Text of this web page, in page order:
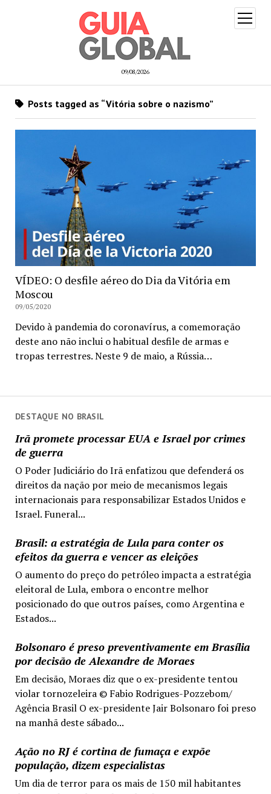
09/08/2026
open
menu
DESTAQUE NO BRASIL
Irã promete processar EUA e Israel por crimes
de guerra
O Poder Judiciário do Irã enfatizou que defenderá os
direitos da nação por meio de mecanismos legais
internacionais para responsabilizar Estados Unidos e
Israel. Funeral...
Brasil: a estratégia de Lula para conter os
efeitos da guerra e vencer as eleições
O aumento do preço do petróleo impacta a estratégia
eleitoral de Lula, embora o encontre melhor
posicionado do que outros países, como Argentina e
Estados...
Bolsonaro é preso preventivamente em Brasília
por decisão de Alexandre de Moraes
Em decisão, Moraes diz que o ex-presidente tentou
violar tornozeleira © Fabio Rodrigues-Pozzebom/
Agência Brasil O ex-presidente Jair Bolsonaro foi preso
na manhã deste sábado...
Ação no RJ é cortina de fumaça e expõe
população, dizem especialistas
Um dia de terror para os mais de 150 mil habitantes
Posts tagged as “Vitória sobre o nazismo”
VÍDEO: O desfile aéreo do Dia da Vitória em
Moscou
09/05/2020
Devido à pandemia do coronavírus, a comemoração
deste ano não inclui o habitual desfile de armas e
tropas terrestres. Neste 9 de maio, a Rússia…